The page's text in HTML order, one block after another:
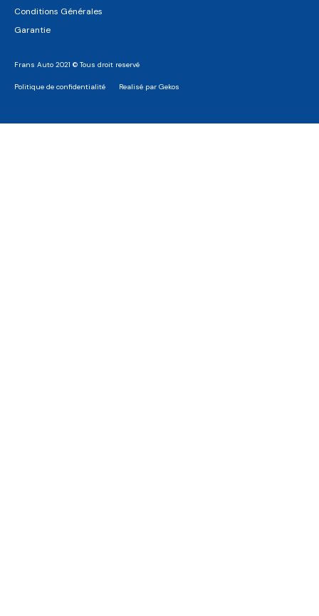
Conditions Générales
Garantie
Frans Auto 2021 © Tous droit reservé
Politique de confidentialité Realisé par Gekos